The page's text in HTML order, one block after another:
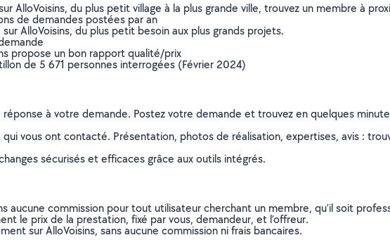
AlloVoisins, du plus petit village à la plus grande ville, trouvez un membre à
de demandes postées par an
AlloVoisins, du plus petit besoin aux plus grands projets.
propose un bon rapport qualité/prix
de 5 671 personnes interrogées (Février 2024)
à votre demande. Postez votre demande et trouvez en quelques
vous ont contacté. Présentation, photos de réalisation, expertises, avis :
sécurisés et efficaces grâce aux outils intégrés.
commission pour tout utilisateur cherchant un membre, qu’il soit
le prix de la prestation, fixé par vous, demandeur, et l’offreur.
sur AlloVoisins, sans aucune commission ni frais bancaires.